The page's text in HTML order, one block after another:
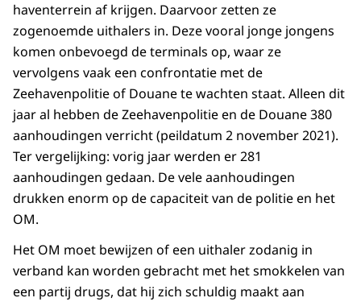
haventerrein af krijgen. Daarvoor zetten ze
zogenoemde uithalers in. Deze vooral jonge jongens
komen onbevoegd de terminals op, waar ze
vervolgens vaak een confrontatie met de
Zeehavenpolitie of Douane te wachten staat. Alleen dit
jaar al hebben de Zeehavenpolitie en de Douane 380
aanhoudingen verricht (peildatum 2 november 2021).
Ter vergelijking: vorig jaar werden er 281
aanhoudingen gedaan. De vele aanhoudingen
drukken enorm op de capaciteit van de politie en het
OM.
Het OM moet bewijzen of een uithaler zodanig in
verband kan worden gebracht met het smokkelen van
een partij drugs, dat hij zich schuldig maakt aan